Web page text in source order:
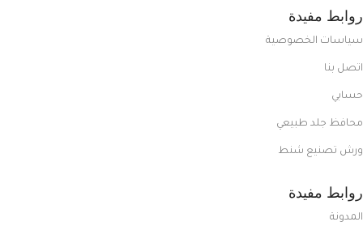
روابط مفيدة
سياسات الخصوصية
اتصل بنا
حسابي
محافظ جلد طبيعي
ورش تصنيع شنط
روابط مفيدة
المدونة